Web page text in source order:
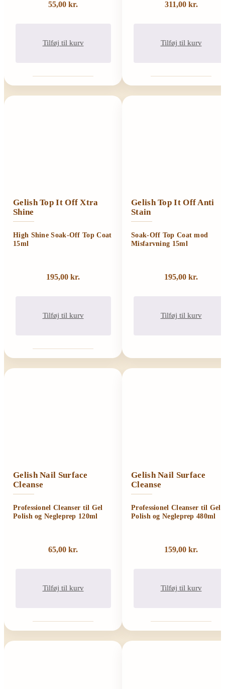
55,00 kr.
Tilføj til kurv
311,00 kr.
Tilføj til kurv
Gelish Top It Off Xtra
Shine
High Shine Soak-Off Top Coat
15ml
195,00 kr.
Tilføj til kurv
Gelish Top It Off Anti
Stain
Soak-Off Top Coat mod
Misfarvning 15ml
195,00 kr.
Tilføj til kurv
Gelish Nail Surface
Cleanse
Professionel Cleanser til Gel
Polish og Negleprep 120ml
65,00 kr.
Tilføj til kurv
Gelish Nail Surface
Cleanse
Professionel Cleanser til Gel
Polish og Negleprep 480ml
159,00 kr.
Tilføj til kurv